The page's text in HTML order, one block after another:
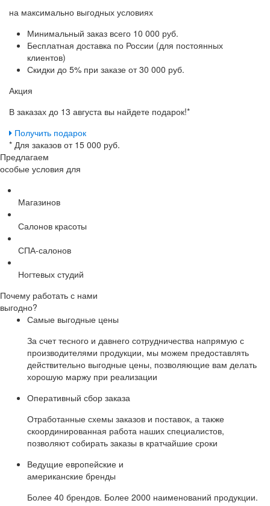
на максимально выгодных условиях
Минимальный заказ всего 10 000 руб.
Бесплатная доставка по России (для постоянных
клиентов)
Скидки до 5% при заказе от 30 000 руб.
Акция
В заказах до 13 августа вы найдете подарок!*
Получить подарок
* Для заказов от 15 000 руб.
Предлагаем
особые условия для
Магазинов
Салонов красоты
СПА-салонов
Ногтевых студий
Почему работать с нами
выгодно?
Самые выгодные цены
За счет тесного и давнего сотрудничества напрямую с
производителями продукции, мы можем предоставлять
действительно выгодные цены, позволяющие вам делать
хорошую маржу при реализации
Оперативный сбор заказа
Отработанные схемы заказов и поставок, а также
скоординированная работа наших специалистов,
позволяют собирать заказы в кратчайшие сроки
Ведущие европейские и
американские бренды
Более 40 брендов. Более 2000 наименований продукции.